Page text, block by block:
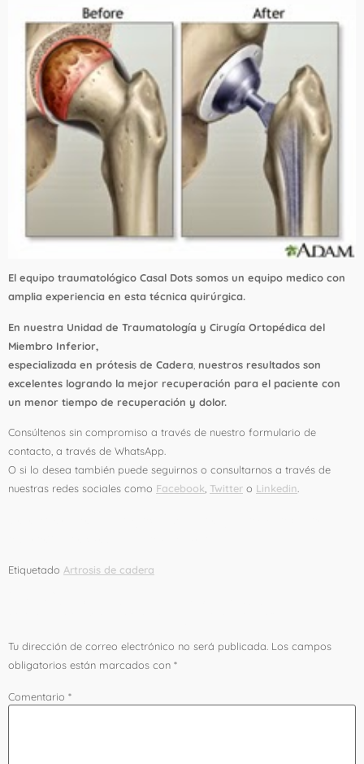
El equipo traumatológico Casal Dots somos un equipo medico con
amplia experiencia en esta técnica quirúrgica.
En nuestra Unidad de Traumatología y Cirugía Ortopédica del
Miembro Inferior,
especializada en prótesis de Cadera nuestros resultados son
excelentes logrando la mejor recuperación para el paciente con
un menor tiempo de recuperación y dolor.
Consúltenos sin compromiso a través de nuestro formulario de
contacto, a través de WhatsApp.
O si lo desea también puede seguirnos o consultarnos a través de
nuestras redes sociales como Facebook, Twitter o Linkedin.
Etiquetado Artrosis de cadera
Tu dirección de correo electrónico no será publicada. Los campos
obligatorios están marcados con *
Comentario *